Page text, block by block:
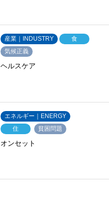
産業｜INDUSTRY
食
気候正義
ヘルスケア
エネルギー｜ENERGY
住
貧困問題
オンセット